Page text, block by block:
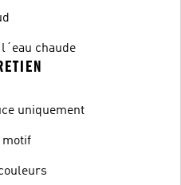
chaude
uniquement
motif